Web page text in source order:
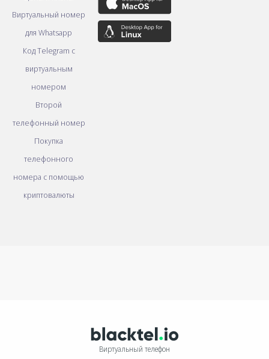
Виртуальный номер
для Whatsapp
Код Telegram с
виртуальным
номером
Второй
телефонный номер
Покупка
телефонного
номера с помощью
криптовалюты
Виртуальный телефон